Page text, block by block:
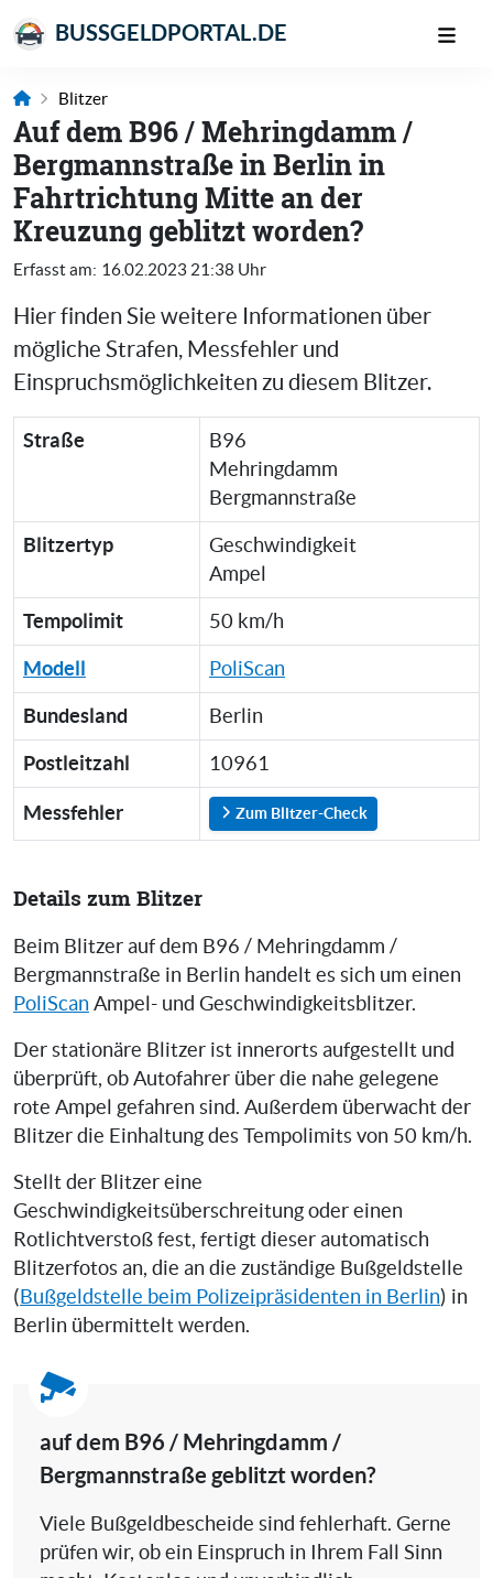
BUSSGELDPORTAL.DE
Blitzer
Auf dem B96 / Mehringdamm /
Bergmannstraße in Berlin in
Fahrtrichtung Mitte an der
Kreuzung geblitzt worden?
Erfasst am: 16.02.2023 21:38 Uhr
Hier finden Sie weitere Informationen über
mögliche Strafen, Messfehler und
Einspruchsmöglichkeiten zu diesem Blitzer.
Straße
B96
Mehringdamm
Bergmannstraße
Blitzertyp
Geschwindigkeit
Ampel
Tempolimit 50 km/h
Modell PoliScan
Bundesland Berlin
Postleitzahl 10961
Messfehler Zum Blitzer-Check
Details zum Blitzer
Beim Blitzer auf dem B96 / Mehringdamm /
Bergmannstraße in Berlin handelt es sich um einen
PoliScan Ampel- und Geschwindigkeitsblitzer.
Der stationäre Blitzer ist innerorts aufgestellt und
überprüft, ob Autofahrer über die nahe gelegene
rote Ampel gefahren sind. Außerdem überwacht der
Blitzer die Einhaltung des Tempolimits von 50 km/h.
Stellt der Blitzer eine
Geschwindigkeitsüberschreitung oder einen
Rotlichtverstoß fest, fertigt dieser automatisch
Blitzerfotos an, die an die zuständige Bußgeldstelle
( Bußgeldstelle beim Polizeipräsidenten in Berlin) in
Berlin übermittelt werden.
auf dem B96 / Mehringdamm /
Bergmannstraße geblitzt worden?
Viele Bußgeldbescheide sind fehlerhaft. Gerne
prüfen wir, ob ein Einspruch in Ihrem Fall Sinn